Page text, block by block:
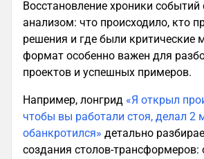
Восстановление хроники
анализом: что происходило, кто
решения и где были критические
формат особенно важен для
проектов и успешных примеров.
Например, лонгрид «Я открыл
чтобы вы работали стоя, делал 2
обанкротился» детально
создания столов-трансформеров: